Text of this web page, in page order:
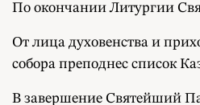
По окончании Литургии
От лица духовенства и
собора преподнес список
В завершение Святейший